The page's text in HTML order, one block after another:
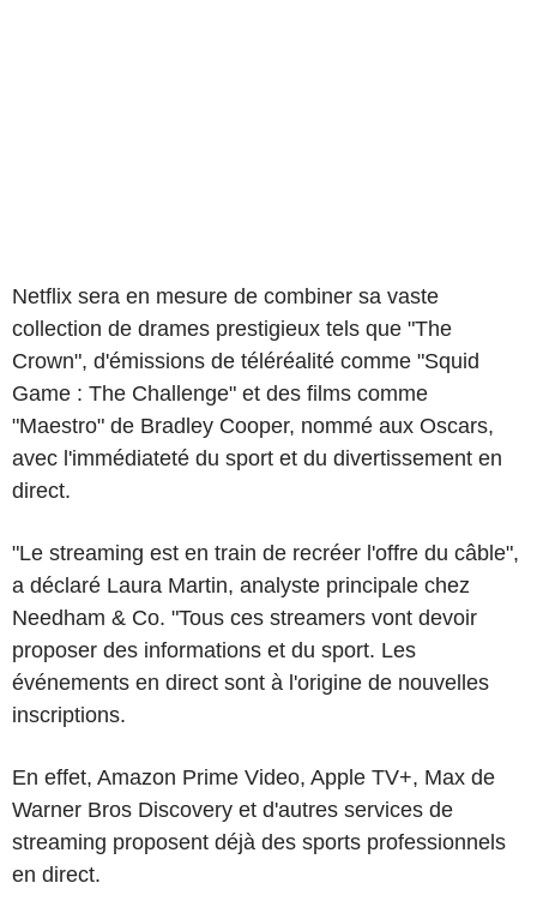
Netflix sera en mesure de combiner sa vaste
collection de drames prestigieux tels que "The
Crown", d'émissions de téléréalité comme "Squid
Game : The Challenge" et des films comme
"Maestro" de Bradley Cooper, nommé aux Oscars,
avec l'immédiateté du sport et du divertissement en
direct.
"Le streaming est en train de recréer l'offre du câble",
a déclaré Laura Martin, analyste principale chez
Needham & Co. "Tous ces streamers vont devoir
proposer des informations et du sport. Les
événements en direct sont à l'origine de nouvelles
inscriptions.
En effet, Amazon Prime Video, Apple TV+, Max de
Warner Bros Discovery et d'autres services de
streaming proposent déjà des sports professionnels
en direct.